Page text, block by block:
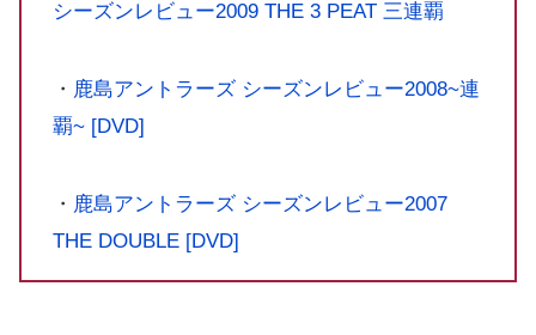
シーズンレビュー2009 THE 3 PEAT 三連覇
・ 鹿島アントラーズ シーズンレビュー2008~連
覇~ [DVD]
・ 鹿島アントラーズ シーズンレビュー2007
THE DOUBLE [DVD]